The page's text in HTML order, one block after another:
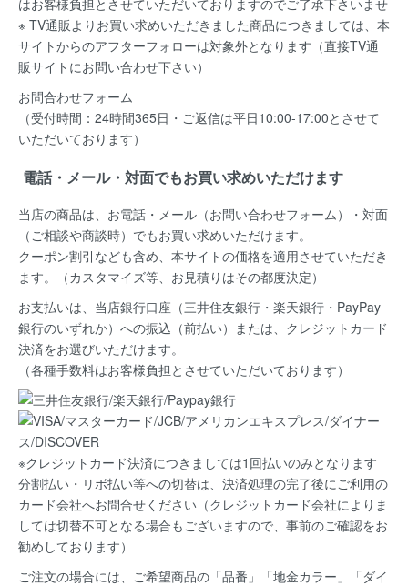
はお客様負担とさせていただいておりますのでご了承下さいませ
※ TV通販よりお買い求めいただきました商品につきましては、本
サイトからのアフターフォローは対象外となります（直接TV通
販サイトにお問い合わせ下さい）
お問合わせフォーム
（受付時間：24時間365日・ご返信は平日10:00-17:00とさせて
いただいております）
電話・メール・対面でもお買い求めいただけます
当店の商品は、お電話・メール（お問い合わせフォーム）・対面
（ご相談や商談時）でもお買い求めいただけます。
クーポン割引なども含め、本サイトの価格を適用させていただき
ます。（カスタマイズ等、お見積りはその都度決定）
お支払いは、当店銀行口座（三井住友銀行・楽天銀行・PayPay
銀行のいずれか）への振込（前払い）または、クレジットカード
決済をお選びいただけます。
（各種手数料はお客様負担とさせていただいております）
※クレジットカード決済につきましては1回払いのみとなります
分割払い・リボ払い等への切替は、決済処理の完了後にご利用の
カード会社へお問合せください（クレジットカード会社によりま
しては切替不可となる場合もございますので、事前のご確認をお
勧めしております）
ご注文の場合には、ご希望商品の 「品番」「地金カラー」「ダイ